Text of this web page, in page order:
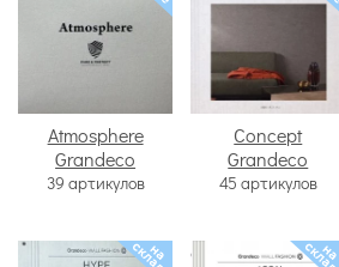
Atmosphere
Grandeco
39 артикулов
Concept
Grandeco
45 артикулов